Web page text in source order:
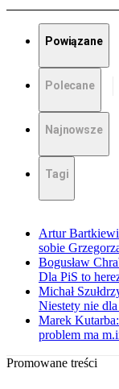
Powiązane
Polecane
Najnowsze
Tagi
Artur
sobie
Bogusław
Dla PiS to
Michał
Niestety nie
Marek
problem ma
Promowane treści